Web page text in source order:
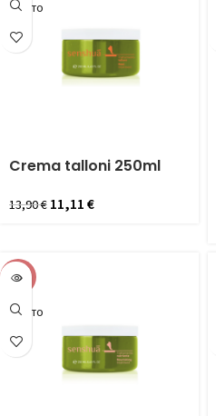
ESAURITO
Crema talloni 250ml
13,90€11,11€
-20%
ESAURITO